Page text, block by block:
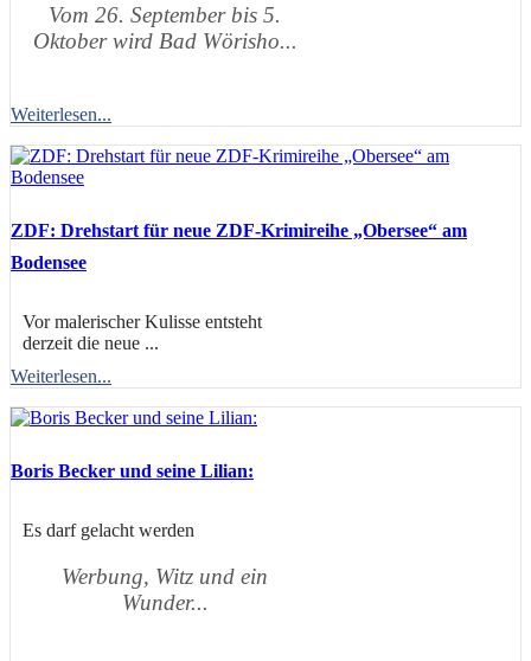
Vom 26. September bis 5.
Oktober wird Bad Wörisho...
Weiterlesen...
ZDF: Drehstart für neue ZDF-Krimireihe „Obersee“ am
Bodensee
Vor malerischer Kulisse entsteht
derzeit die neue ...
Weiterlesen...
Boris Becker und seine Lilian:
Es darf gelacht werden
Werbung, Witz und ein
Wunder...